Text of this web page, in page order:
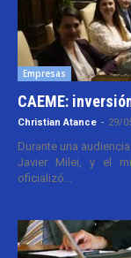
Empresas
CAEME:
Christian Atance - 29/
Durante una
Javier Milei, y el
oficializó...